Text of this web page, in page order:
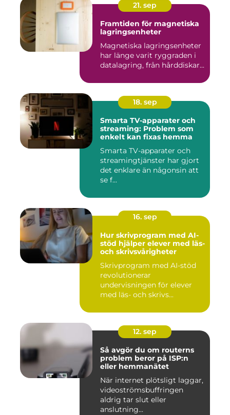
21. sep
Framtiden för magnetiska
lagringsenheter
Magnetiska lagringsenheter
har länge varit ryggraden i
datalagring, från hårddiskar...
18. sep
Smarta TV-apparater och
streaming: Problem som
enkelt kan fixas hemma
Smarta TV-apparater och
streamingtjänster har gjort
det enklare än någonsin att
se f...
16. sep
Hur skrivprogram med AI-
stöd hjälper elever med läs-
och skrivsvårigheter
Skrivprogram med AI-stöd
revolutionerar
undervisningen för elever
med läs- och skrivs...
12. sep
Så avgör du om routerns
problem beror på ISP:n
eller hemmanätet
När internet plötsligt laggar,
videoströmsbuffringen
aldrig tar slut eller
anslutning...